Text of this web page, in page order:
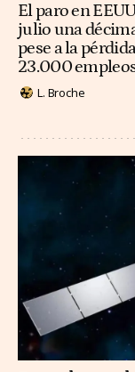
El paro en
julio una décima
pese a la
23.000
L. Broche